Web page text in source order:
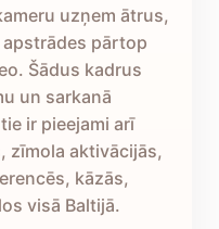
uzņem ātrus,
pārtop
Šādus kadrus
un sarkanā
ir pieejami arī
zīmola aktivācijās,
kāzās,
visā Baltijā.